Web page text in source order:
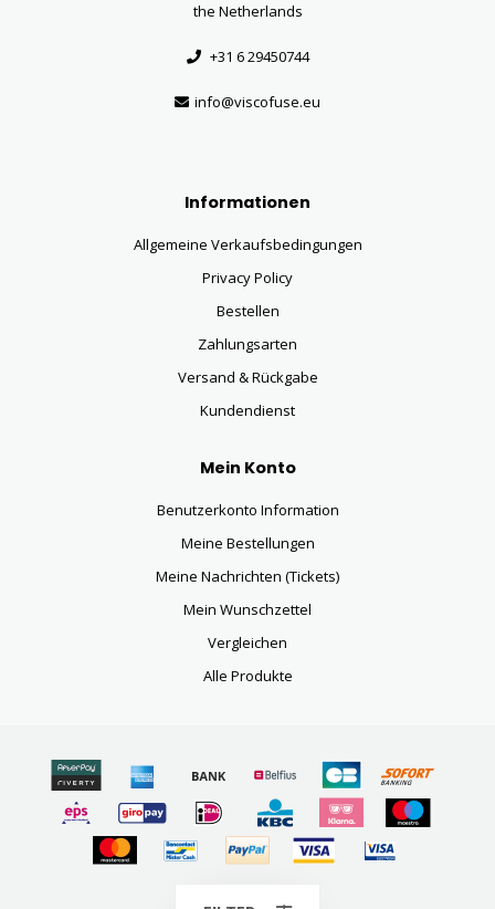
the Netherlands
+31 6 29450744
info@viscofuse.eu
Informationen
Allgemeine Verkaufsbedingungen
Privacy Policy
Bestellen
Zahlungsarten
Versand & Rückgabe
Kundendienst
Mein Konto
Benutzerkonto Information
Meine Bestellungen
Meine Nachrichten (Tickets)
Mein Wunschzettel
Vergleichen
Alle Produkte
© Copyright 2026